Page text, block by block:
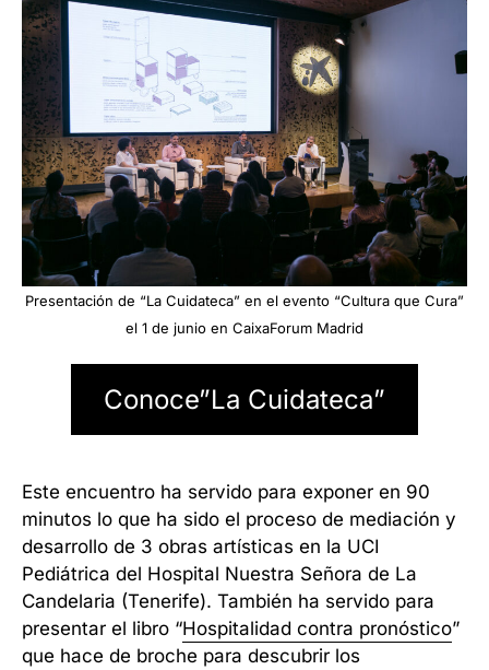
Presentación de “La Cuidateca” en el evento “Cultura que Cura”
el 1 de junio en CaixaForum Madrid
Conoce”La Cuidateca”
Este encuentro ha servido para exponer en 90
minutos lo que ha sido el proceso de mediación y
desarrollo de 3 obras artísticas en la UCI
Pediátrica del Hospital Nuestra Señora de La
Candelaria (Tenerife). También ha servido para
presentar el libro “Hospitalidad contra pronóstico”
que hace de broche para descubrir los